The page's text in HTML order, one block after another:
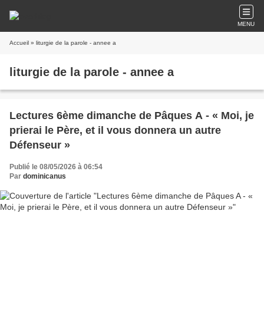
MENU
Accueil » liturgie de la parole - annee a
liturgie de la parole - annee a
Lectures 6ème dimanche de Pâques A - « Moi, je
prierai le Père, et il vous donnera un autre
Défenseur »
Publié le 08/05/2026 à 06:54
Par dominicanus